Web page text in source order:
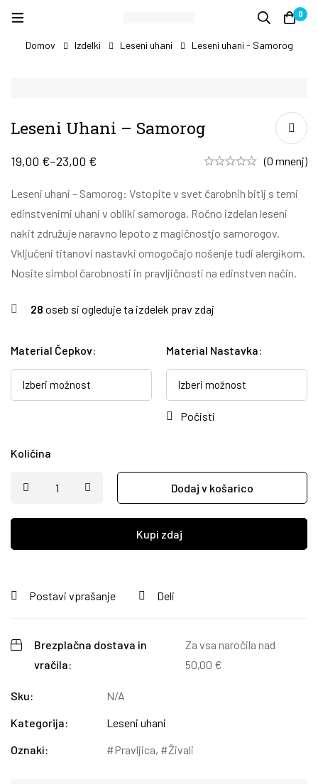
0
Domov Izdelki Leseni uhani Leseni uhani - Samorog
Leseni Uhani – Samorog
19,00 €–23,00 € (0 mnenj)
Leseni uhani – Samorog: Vstopite v svet čarobnih bitij s temi
edinstvenimi uhani v obliki samoroga. Ročno izdelan leseni
nakit združuje naravno lepoto z magičnostjo samorogov.
Vključeni titanovi nastavki omogočajo nošenje tudi alergikom.
Nosite simbol čarobnosti in pravljičnosti na edinstven način.
28 oseb si ogleduje ta izdelek prav zdaj
Material Čepkov: Material Nastavka:
Počisti
Količina
Dodaj v košarico
Kupi zdaj
Postavi vprašanje Deli
Brezplačna dostava in
vračila:
Za vsa naročila nad
50,00 €
Sku:
N/A
Kategorija:
Leseni uhani
Oznaki:
Pravljica, Živali